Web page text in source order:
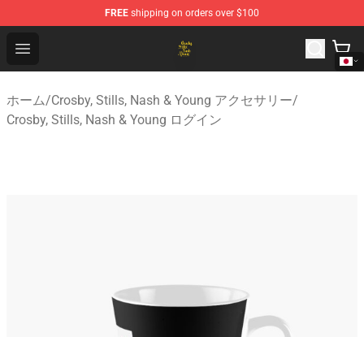
FREE shipping on orders over $100
Open menu
Crosby, Stills, Nash & Young Store - Official Crosby,
ホーム/Crosby, Stills, Nash & Young アクセサリー/
Crosby, Stills, Nash & Young ログイン